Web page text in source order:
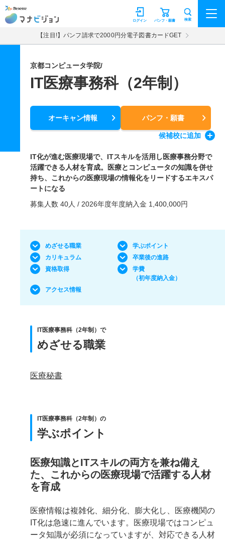
マナビジョン パンフ・願書
ログイン 検索
【注目!】パンフ請求で2000円分電子図書カードGET
京都コンピュータ学院/
IT医療事務科（2年制）
オーキャン情報 パンフ・願書
候補校に追加
IT化が進む医療現場で、ITスキルを活用し医療事務分野で
活躍できる人材を育成。医療とコンピュータの知識を併せ
持ち、これからの医療現場の情報化をリードするエキスパ
ートになる
募集人数 40人 / 2026年度年度納入金 1,400,000円
めざせる職業
学ぶポイント
カリキュラム
卒業後の進路
資格取得
学費
（初年度納入金）
アクセス情報
IT医療事務科（2年制）で
めざせる職業
医療秘書
IT医療事務科（2年制）の
学ぶポイント
医療知識とITスキルの両方を兼ね備え
た、これからの医療現場で活躍する人材
を育成
医療情報は複雑化、細分化、膨大化し、医療機関の
IT化は急速に進んでいます。医療現場ではコンピュ
ータ知識が必須になっていますが、対応できる人材